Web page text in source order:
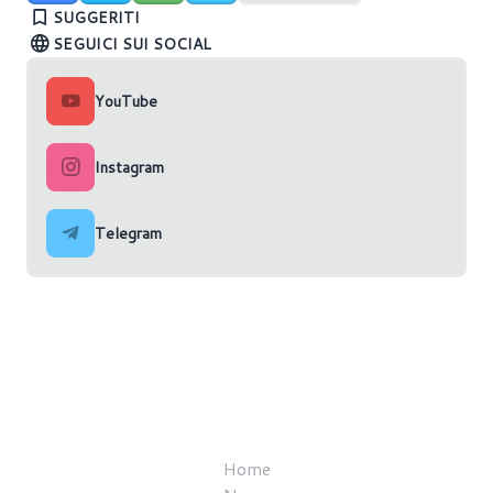
SUGGERITI
SEGUICI SUI SOCIAL
YouTube
Instagram
Telegram
Home